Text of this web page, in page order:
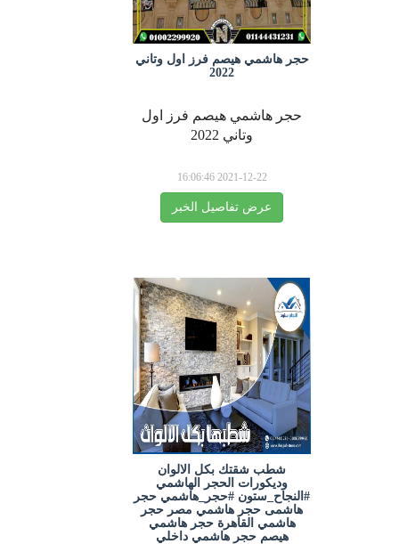
حجر هاشمي هيصم فرز اول وتاني
2022
حجر هاشمي هيصم فرز اول
وتاني 2022
2021-12-22 16:06:46
عرض تفاصيل الخبر
شطب شقتك بكل الالوان
وديكورات الحجر الهاشمي
#النجاح_ستون #حجر_هاشمي حجر
هاشمى حجر هاشمي مصر حجر
هاشمي القاهرة حجر هاشمي
هيصم حجر هاشمي داخلي